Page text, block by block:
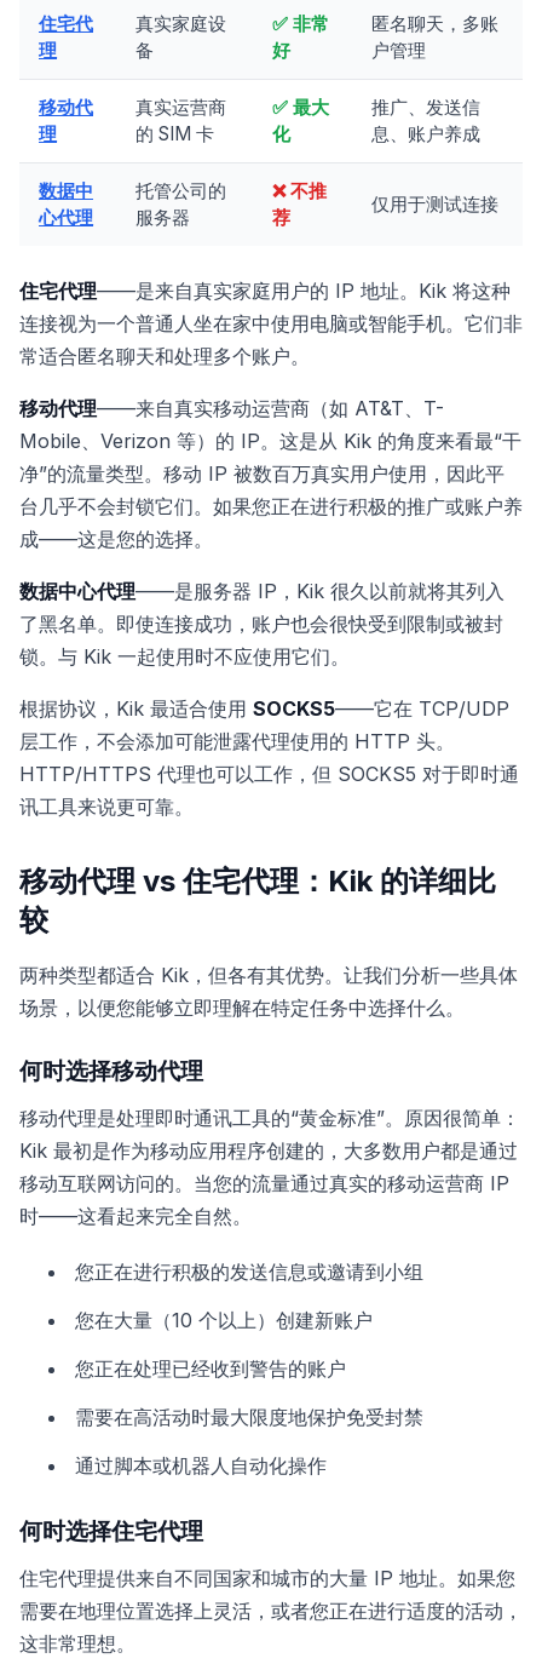
住宅代
理
真实家庭设
备
✅ 非常
好
匿名聊天，多账
户管理
移动代
理
真实运营商
的 SIM 卡
✅ 最大
化
推广、发送信
息、账户养成
数据中
心代理
托管公司的
服务器
❌ 不推
荐
仅用于测试连接
住宅代理——是来自真实家庭用户的 IP 地址。Kik 将这种
连接视为一个普通人坐在家中使用电脑或智能手机。它们非
常适合匿名聊天和处理多个账户。
移动代理——来自真实移动运营商（如 AT&T、T-
Mobile、Verizon 等）的 IP。这是从 Kik 的角度来看最“干
净”的流量类型。移动 IP 被数百万真实用户使用，因此平
台几乎不会封锁它们。如果您正在进行积极的推广或账户养
成——这是您的选择。
数据中心代理——是服务器 IP，Kik 很久以前就将其列入
了黑名单。即使连接成功，账户也会很快受到限制或被封
锁。与 Kik 一起使用时不应使用它们。
根据协议，Kik 最适合使用 SOCKS5——它在 TCP/UDP
层工作，不会添加可能泄露代理使用的 HTTP 头。
HTTP/HTTPS 代理也可以工作，但 SOCKS5 对于即时通
讯工具来说更可靠。
移动代理 vs 住宅代理：Kik 的详细比
较
两种类型都适合 Kik，但各有其优势。让我们分析一些具体
场景，以便您能够立即理解在特定任务中选择什么。
何时选择移动代理
移动代理是处理即时通讯工具的“黄金标准”。原因很简单：
Kik 最初是作为移动应用程序创建的，大多数用户都是通过
移动互联网访问的。当您的流量通过真实的移动运营商 IP
时——这看起来完全自然。
您正在进行积极的发送信息或邀请到小组
您在大量（10 个以上）创建新账户
您正在处理已经收到警告的账户
需要在高活动时最大限度地保护免受封禁
通过脚本或机器人自动化操作
何时选择住宅代理
住宅代理提供来自不同国家和城市的大量 IP 地址。如果您
需要在地理位置选择上灵活，或者您正在进行适度的活动，
这非常理想。